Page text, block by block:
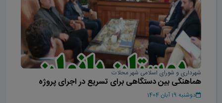
شهرداری و شورای اسلامی شهر محلات
هماهنگی بین دستگاهی برای تسریع در اجرای پروژه
بوستان بانوان محلات
دوشنبه 19 آبان 1404